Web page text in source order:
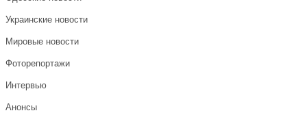
Украинские новости
Мировые новости
Фоторепортажи
Интервью
Анонсы